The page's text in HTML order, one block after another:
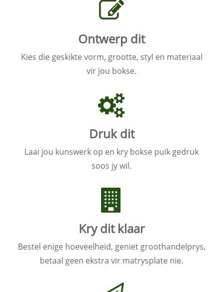
Ontwerp dit
Kies die geskikte vorm, grootte, styl en materiaal
vir jou bokse.
Druk dit
Laai jou kunswerk op en kry bokse puik gedruk
soos jy wil.
Kry dit klaar
Bestel enige hoeveelheid, geniet groothandelprys,
betaal geen ekstra vir matrysplate nie.